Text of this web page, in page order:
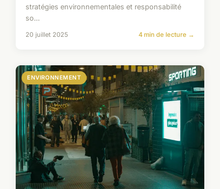
stratégies environnementales et responsabilité
so...
20 juillet 2025 4 min de lecture →
ENVIRONNEMENT